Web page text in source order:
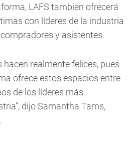
LAFS también ofrecerá
con líderes de la industria
compradores y asistentes.
hacen realmente felices, pues
ofrece estos espacios entre
de los líderes más
dijo Samantha Tams,